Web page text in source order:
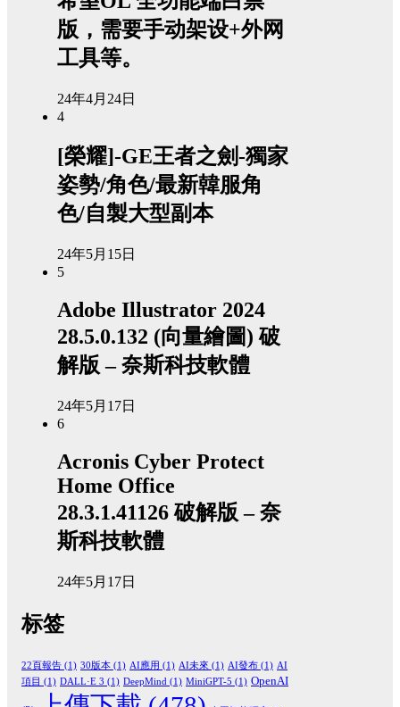
版，需要手动架设+外网
工具等。
24年4月24日
4
[榮耀]-GE王者之劍-獨家
姿勢/角色/最新韓服角
色/自製大型副本
24年5月15日
5
Adobe Illustrator 2024
28.5.0.132 (向量繪圖) 破
解版 – 奈斯科技軟體
24年5月17日
6
Acronis Cyber Protect
Home Office
28.3.1.41126 破解版 – 奈
斯科技軟體
24年5月17日
标签
22頁報告 (1) 30版本 (1) AI應用 (1) AI未來 (1) AI發布 (1) AI
項目 (1) DALL·E 3 (1) DeepMind (1) MiniGPT-5 (1) OpenAI